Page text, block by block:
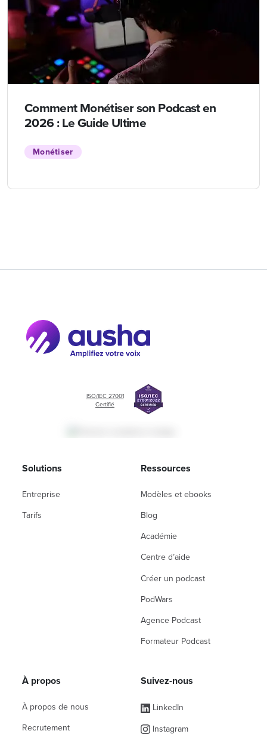
Comment Monétiser son Podcast en
2026 : Le Guide Ultime
Monétiser
ISO/IEC 27001
Certifié
Solutions
Entreprise
Tarifs
Ressources
Modèles et ebooks
Blog
Académie
Centre d’aide
Créer un podcast
PodWars
Agence Podcast
Formateur Podcast
À propos
À propos de nous
Recrutement
Suivez-nous
LinkedIn
Instagram